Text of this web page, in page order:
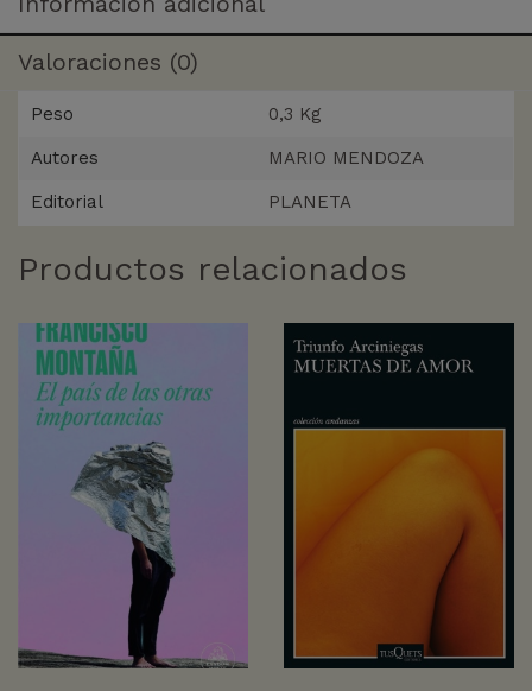
Valoraciones (0)
Peso 0,3 Kg
Autores MARIO MENDOZA
Editorial PLANETA
Productos relacionados